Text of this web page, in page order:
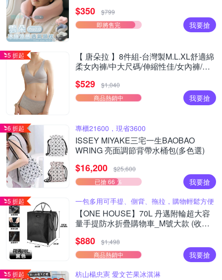
$350
$799
即將售完
我要搶
5 折起
【 唐朵拉 】8件組-台灣製M.L.XL舒適綿
柔女內褲/中大尺碼/伸縮性佳/女內褲/居
$529
$1,040
商品熱銷中
我要搶
6 折起 專櫃21600，現省3600
ISSEY MIYAKE三宅一生BAOBAO
WRING 亮面調節背帶水桶包(多色選)
$16,200
$25,600
已搶 66 ％
我要搶
5 折起 一包多用可手提、側背、拖拉，購物輕鬆方便
【ONE HOUSE】70L 丹邁附輪超大容
量手提防水折疊購物車_M號大款 (收納
物車)
$880
$1,498
商品熱銷中
我要搶
5 折起 枋山楊忠憲 愛文芒果冰淇淋